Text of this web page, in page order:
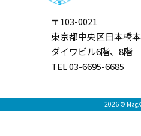
〒103-0021
東京都中央区日本橋
ダイワビル6階、8階
TEL 03-6695-6685
2026 ©